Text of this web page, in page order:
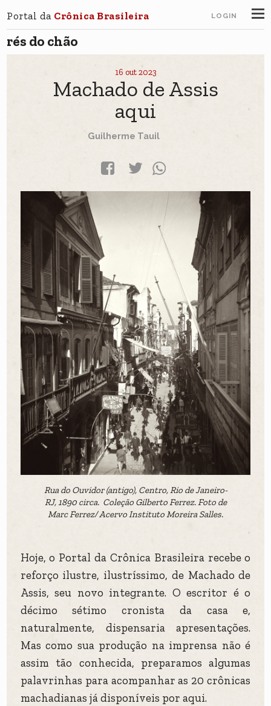
Portal da Crônica Brasileira LOGIN
rés do chão
16 out 2023
Machado de Assis
aqui
Guilherme Tauil
Rua do Ouvidor (antigo), Centro, Rio de Janeiro-
RJ, 1890 circa. Coleção Gilberto Ferrez. Foto de
Marc Ferrez/ Acervo Instituto Moreira Salles.
Hoje, o Portal da Crônica Brasileira recebe o
reforço ilustre, ilustríssimo, de Machado de
Assis, seu novo integrante. O escritor é o
décimo sétimo cronista da casa e,
naturalmente, dispensaria apresentações.
Mas como sua produção na imprensa não é
assim tão conhecida, preparamos algumas
palavrinhas para acompanhar as 20 crônicas
machadianas já disponíveis por aqui.